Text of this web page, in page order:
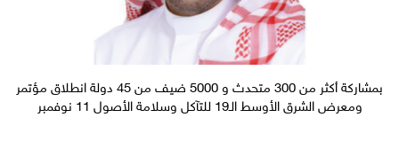
بمشاركة أكثر من 300 متحدث و 5000 ضيف من 45 دولة انطلاق مؤتمر
ومعرض الشرق الأوسط الـ19 للتآكل وسلامة الأصول 11 نوفمبر